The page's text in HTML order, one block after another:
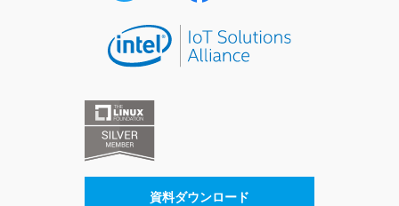
資料ダウンロード